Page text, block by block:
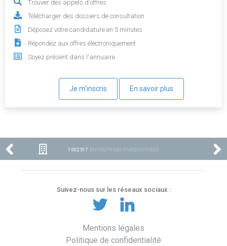
Trouver des appels d'offres
Télécharger des dossiers de consultation
Déposez votre candidature en 5 minutes
Répondez aux offres électroniquement
Soyez présent dans l'annuaire
Je m'inscris En savoir plus
1 002 517 ENTREPRISES ENREGISTRÉES
Suivez-nous sur les réseaux sociaux :
Mentions légales
Politique de confidentialité